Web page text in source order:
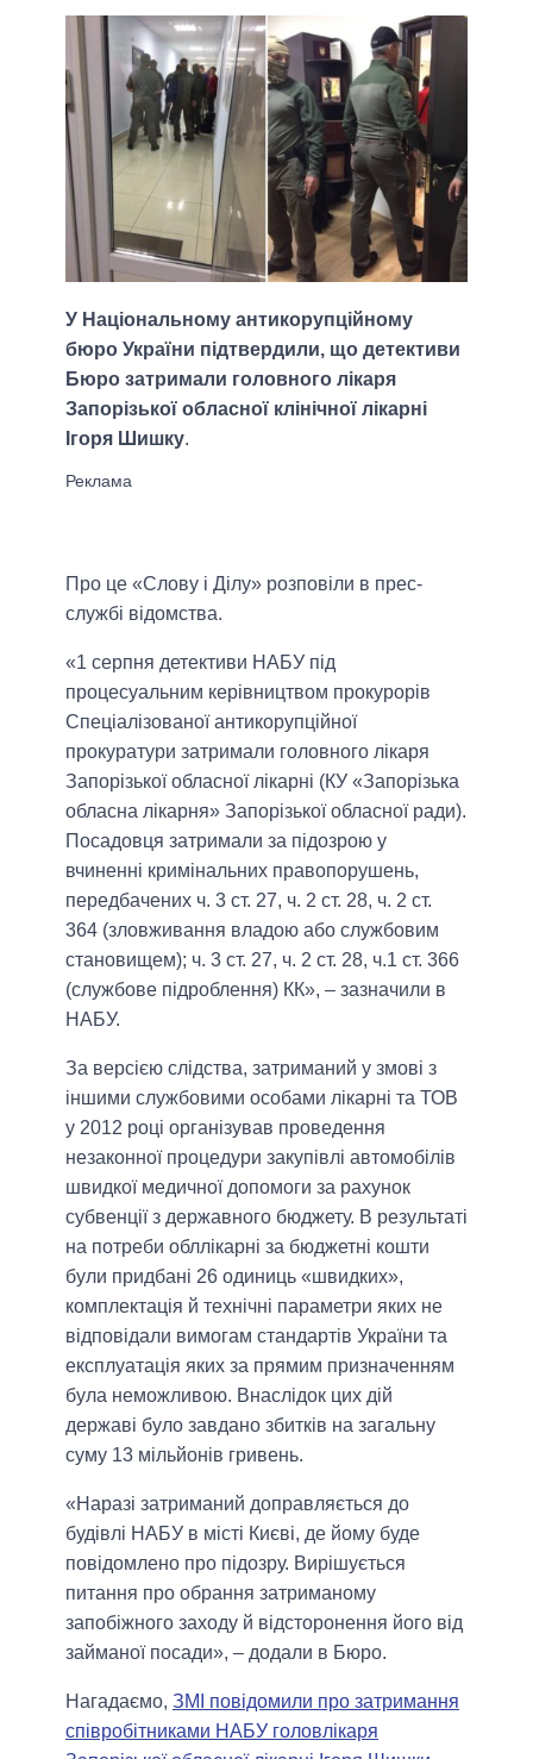
У Національному антикорупційному
бюро України підтвердили, що детективи
Бюро затримали головного лікаря
Запорізької обласної клінічної лікарні
Ігоря Шишку.
Про це «Слову і Ділу» розповіли в прес-
службі відомства.
«1 серпня детективи НАБУ під
процесуальним керівництвом прокурорів
Спеціалізованої антикорупційної
прокуратури затримали головного лікаря
Запорізької обласної лікарні (КУ «Запорізька
обласна лікарня» Запорізької обласної ради).
Посадовця затримали за підозрою у
вчиненні кримінальних правопорушень,
передбачених ч. 3 ст. 27, ч. 2 ст. 28, ч. 2 ст.
364 (зловживання владою або службовим
становищем); ч. 3 ст. 27, ч. 2 ст. 28, ч.1 ст. 366
(службове підроблення) КК», – зазначили в
НАБУ.
За версією слідства, затриманий у змові з
іншими службовими особами лікарні та ТОВ
у 2012 році організував проведення
незаконної процедури закупівлі автомобілів
швидкої медичної допомоги за рахунок
субвенції з державного бюджету. В результаті
на потреби обллікарні за бюджетні кошти
були придбані 26 одиниць «швидких»,
комплектація й технічні параметри яких не
відповідали вимогам стандартів України та
експлуатація яких за прямим призначенням
була неможливою. Внаслідок цих дій
державі було завдано збитків на загальну
суму 13 мільйонів гривень.
«Наразі затриманий доправляється до
будівлі НАБУ в місті Києві, де йому буде
повідомлено про підозру. Вирішується
питання про обрання затриманому
запобіжного заходу й відсторонення його від
займаної посади», – додали в Бюро.
Нагадаємо, ЗМІ повідомили про затримання
співробітниками НАБУ головлікаря